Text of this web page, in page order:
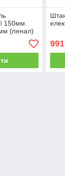
150мм
(пенал)
991